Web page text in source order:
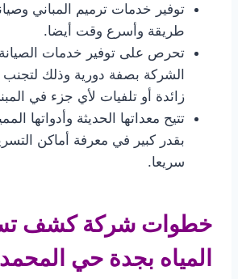
توفير خدمات ترميم المباني
طريقة وأسرع وقت أيضا.
تحرص على توفير خدمات الصيانة
الشركة بصفة دورية وذلك
زائدة أو تلفيات لأي جزء في
تتيح معداتها الحديثة وأدواتها
بقدر كبير في معرفة أماكن
سريعا.
خطوات شركة كشف
المياه بجدة حي